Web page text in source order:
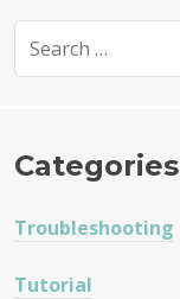
for:
Categories
Troubleshooting
Tutorial